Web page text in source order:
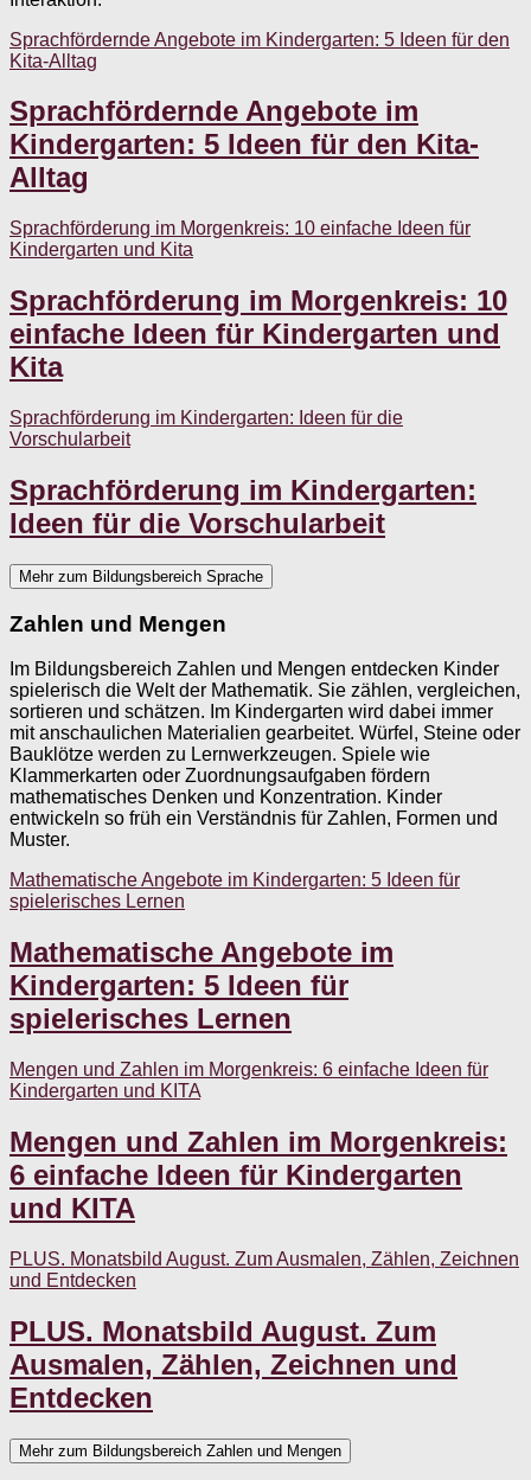
Sprachfördernde Angebote im Kindergarten: 5 Ideen für den
Kita-Alltag
Sprachfördernde Angebote im
Kindergarten: 5 Ideen für den Kita-
Alltag
Sprachförderung im Morgenkreis: 10 einfache Ideen für
Kindergarten und Kita
Sprachförderung im Morgenkreis: 10
einfache Ideen für Kindergarten und
Kita
Sprachförderung im Kindergarten: Ideen für die
Vorschularbeit
Sprachförderung im Kindergarten:
Ideen für die Vorschularbeit
Mehr zum Bildungsbereich Sprache
Zahlen und Mengen
Im Bildungsbereich Zahlen und Mengen entdecken Kinder
spielerisch die Welt der Mathematik. Sie zählen, vergleichen,
sortieren und schätzen. Im Kindergarten wird dabei immer
mit anschaulichen Materialien gearbeitet. Würfel, Steine oder
Bauklötze werden zu Lernwerkzeugen. Spiele wie
Klammerkarten oder Zuordnungsaufgaben fördern
mathematisches Denken und Konzentration. Kinder
entwickeln so früh ein Verständnis für Zahlen, Formen und
Muster.
Mathematische Angebote im Kindergarten: 5 Ideen für
spielerisches Lernen
Mathematische Angebote im
Kindergarten: 5 Ideen für
spielerisches Lernen
Mengen und Zahlen im Morgenkreis: 6 einfache Ideen für
Kindergarten und KITA
Mengen und Zahlen im Morgenkreis:
6 einfache Ideen für Kindergarten
und KITA
PLUS. Monatsbild August. Zum Ausmalen, Zählen, Zeichnen
und Entdecken
PLUS. Monatsbild August. Zum
Ausmalen, Zählen, Zeichnen und
Entdecken
Mehr zum Bildungsbereich Zahlen und Mengen